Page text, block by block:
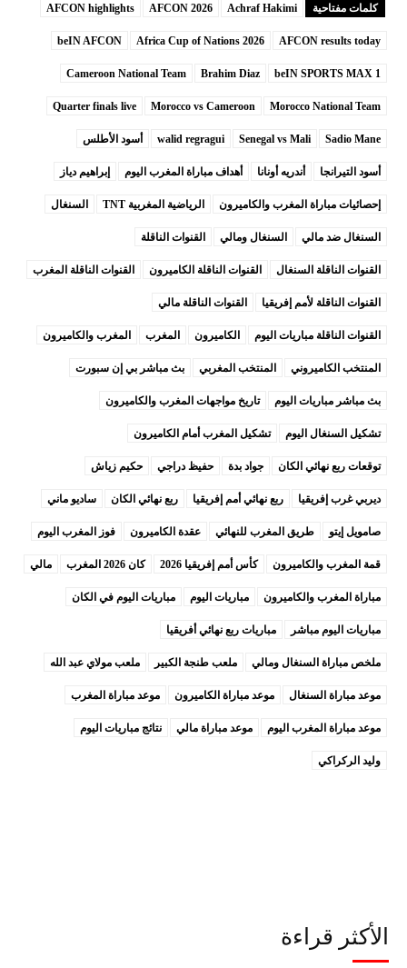
الأكثر قراءة
كلمات مفتاحية Achraf Hakimi
AFCON 2026
AFCON highlights
AFCON results today
Africa Cup of Nations 2026
beIN AFCON
beIN SPORTS MAX 1
Brahim Diaz
Cameroon National Team
Morocco National Team
Morocco vs Cameroon
Quarter finals live
Sadio Mane
Senegal vs Mali
walid regragui أسود الأطلس
أسود التيرانجا أندريه أونانا أهداف مباراة المغرب اليوم إبراهيم دياز
إحصائيات مباراة المغرب والكاميرون الرياضية المغربية TNT السنغال
السنغال ضد مالي السنغال ومالي القنوات الناقلة
القنوات الناقلة السنغال القنوات الناقلة الكاميرون القنوات الناقلة المغرب
القنوات الناقلة لأمم إفريقيا القنوات الناقلة مالي
القنوات الناقلة مباريات اليوم الكاميرون المغرب المغرب والكاميرون
المنتخب الكاميروني المنتخب المغربي بث مباشر بي إن سبورت
بث مباشر مباريات اليوم تاريخ مواجهات المغرب والكاميرون
تشكيل السنغال اليوم تشكيل المغرب أمام الكاميرون
توقعات ربع نهائي الكان جواد بدة حفيظ دراجي حكيم زياش
ديربي غرب إفريقيا ربع نهائي أمم إفريقيا ربع نهائي الكان ساديو ماني
صامويل إيتو طريق المغرب للنهائي عقدة الكاميرون فوز المغرب اليوم
قمة المغرب والكاميرون كأس أمم إفريقيا 2026 كان 2026 المغرب مالي
مباراة المغرب والكاميرون مباريات اليوم مباريات اليوم في الكان
مباريات اليوم مباشر مباريات ربع نهائي أفريقيا
ملخص مباراة السنغال ومالي ملعب طنجة الكبير ملعب مولاي عبد الله
موعد مباراة السنغال موعد مباراة الكاميرون موعد مباراة المغرب
موعد مباراة المغرب اليوم موعد مباراة مالي نتائج مباريات اليوم
وليد الركراكي